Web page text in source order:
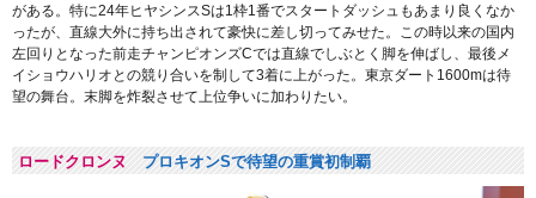
がある。特に24年ヒヤシンスSは1枠1番でスタートダッシュもあまり良くなか
ったが、直線大外に持ち出されて豪快に差し切ってみせた。この時以来の国内
左回りとなった前走チャンピオンズCでは直線でしぶとく脚を伸ばし、最後メ
イショウハリオとの競り合いを制して3着に上がった。東京ダート1600mは待
望の舞台。末脚を炸裂させて上位争いに加わりたい。
ロードクロンヌ プロキオンSで待望の重賞初制覇